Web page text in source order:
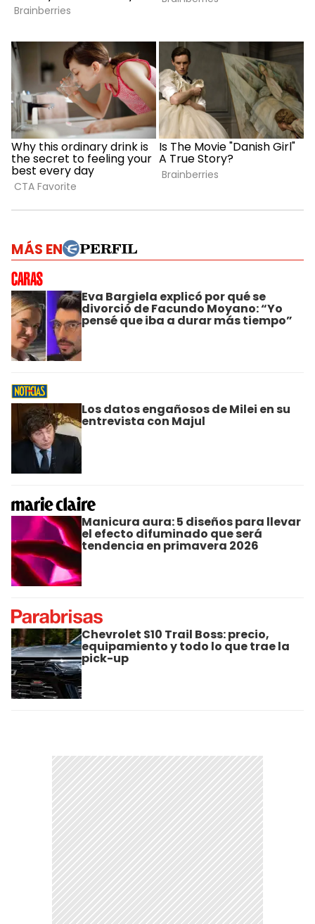
MÁS EN
Eva Bargiela explicó por qué se
divorció de Facundo Moyano: “Yo
pensé que iba a durar más tiempo”
Los datos engañosos de Milei en su
entrevista con Majul
Manicura aura: 5 diseños para llevar
el efecto difuminado que será
tendencia en primavera 2026
Chevrolet S10 Trail Boss: precio,
equipamiento y todo lo que trae la
pick-up